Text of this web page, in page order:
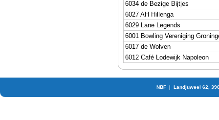
6034 de Bezige Bijtjes
6027 AH Hillenga
6029 Lane Legends
6001 Bowling Vereniging
6017 de Wolven
6012 Café Lodewijk Napoleon
NBF | Landjuweel 62,